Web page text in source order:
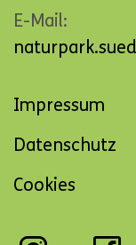
E-Mail:
Navigation
Impressum
Datenschutz
Cookies